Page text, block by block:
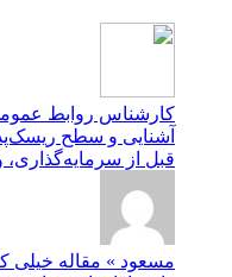
کارشناس روابط
آشنایی و سطح
قبل از
مسعود » مقاله خیلی